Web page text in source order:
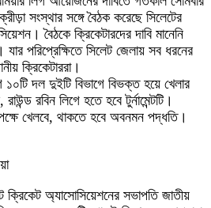
সংস্থার সঙ্গে বৈঠক করেছে সিলেটের
বৈঠকে ক্রিকেটারদের দাবি মানেনি
পরিপ্রেক্ষিতে সিলেট জেলায় সব ধরনের
ক্রিকেটাররা।
১০টি দল দুইটি বিভাগে বিভক্ত হয়ে খেলার
রবিন লিগে হতে হবে টুর্নামেন্টটি।
খেলবে, থাকতে হবে অবনমন পদ্ধতি।
ক্রিকেট অ্যাসোসিয়েশনের সভাপতি জাতীয়